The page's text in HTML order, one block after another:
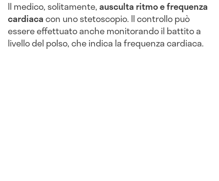
Il medico, solitamente,ausculta ritmo e frequenza
cardiacacon uno stetoscopio. Il controllo può
essere effettuato anche monitorando il battito a
livello del polso, che indica la frequenza cardiaca.